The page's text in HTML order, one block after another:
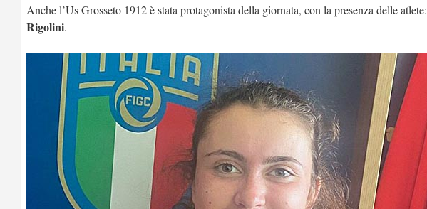
Anche l’Us Grosseto 1912 è stata protagonista della giornata, con la presenza delle atlete:
Rigolini.